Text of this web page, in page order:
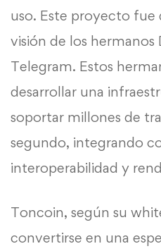
uso. Este proyecto fue
visión de los
Telegram. Estos
desarrollar una
soportar millones de
segundo, integrando
interoperabilidad y
Toncoin, según su
convertirse en una